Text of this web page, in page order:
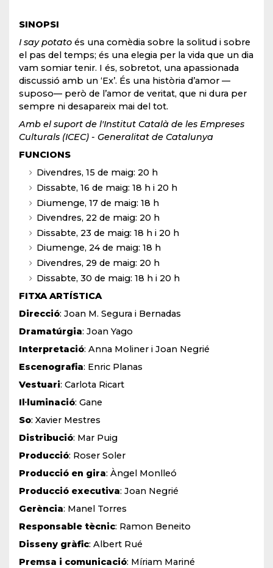
SINOPSI
I say potato és una comèdia sobre la solitud i sobre
el pas del temps; és una elegia per la vida que un dia
vam somiar tenir. I és, sobretot, una apassionada
discussió amb un ‘Ex’. És una història d’amor —
suposo— però de l’amor de veritat, que ni dura per
sempre ni desapareix mai del tot.
Amb el suport de l'Institut Català de les Empreses
Culturals (ICEC) - Generalitat de Catalunya
FUNCIONS
Divendres, 15 de maig: 20 h
Dissabte, 16 de maig: 18 h i 20 h
Diumenge, 17 de maig: 18 h
Divendres, 22 de maig: 20 h
Dissabte, 23 de maig: 18 h i 20 h
Diumenge, 24 de maig: 18 h
Divendres, 29 de maig: 20 h
Dissabte, 30 de maig: 18 h i 20 h
FITXA ARTÍSTICA
Direcció: Joan M. Segura i Bernadas
Dramatúrgia: Joan Yago
Interpretació: Anna Moliner i Joan Negrié
Escenografia: Enric Planas
Vestuari: Carlota Ricart
Il·luminació: Gane
So: Xavier Mestres
Distribució: Mar Puig
Producció: Roser Soler
Producció en gira: Àngel Monlleó
Producció executiva: Joan Negrié
Gerència: Manel Torres
Responsable tècnic: Ramon Beneito
Disseny gràfic: Albert Rué
Premsa i comunicació: Míriam Mariné